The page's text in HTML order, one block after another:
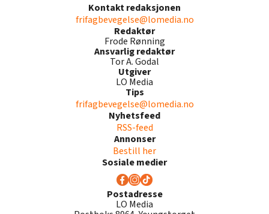
Kontakt redaksjonen
frifagbevegelse@lomedia.no
Redaktør
Frode Rønning
Ansvarlig redaktør
Tor A. Godal
Utgiver
LO Media
Tips
frifagbevegelse@lomedia.no
Nyhetsfeed
RSS-feed
Annonser
Bestill her
Sosiale medier
Postadresse
LO Media